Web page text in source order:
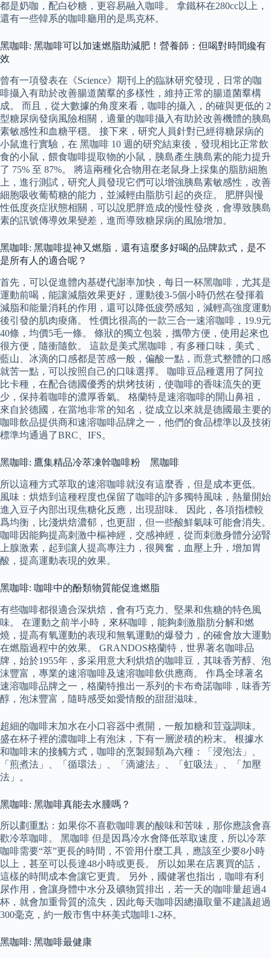
都是奶咖，配白砂糖，更容易融入咖啡。 拿鐵杯在280cc以上，
還有一些韓系的咖啡廳用的是馬克杯。
黑咖啡: 黑咖啡可以加速燃脂助減肥！營養師：但喝對時間纔有
效
曾有一項發表在《Science》期刊上的臨牀研究發現，日常的咖
啡攝入有助於改善腸道菌羣的多樣性，維持正常的腸道菌羣構
成。 而且，從大數據的角度來看，咖啡的攝入，的確與更低的 2
型糖尿病發病風險相關，適量的咖啡攝入有助於改善機體的胰島
素敏感性和血糖平穩。 接下來，研究人員針對已經得糖尿病的
小鼠進行實驗，在 黑咖啡 10 週的研究結束後，發現相比正常飲
食的小鼠，餵食咖啡提取物的小鼠，胰島產生胰島素的能力提升
了 75% 至 87%。 將這兩種化合物用在老鼠身上採集的脂肪細胞
上，進行測試，研究人員發現它們可以增強胰島素敏感性，改善
細胞吸收葡萄糖的能力，並減輕由脂肪引起的炎症。 肥胖與慢
性低度炎症狀態相關，可以說肥胖造成的慢性發炎，會導致胰島
素的訊號傳導效果變差，進而導致糖尿病的風險增加。
黑咖啡: 黑咖啡提神又燃脂，還有這麼多好喝的品牌款式，是不
是所有人的適合呢？
首先，可以促進體內基礎代謝率加快，每日一杯黑咖啡，尤其是
運動前喝，能讓減脂效果更好，運動後3-5個小時仍然在發揮着
減脂和能量消耗的作用，還可以降低疲勞感知，減輕高強度運動
後引發的肌肉痠痛。 性價比很高的一款三合一速溶咖啡，19.9元
40條，均價5毛一條。 條狀的獨立包裝，攜帶方便，使用起來也
很方便，隨衝隨飲。 這款是美式黑咖啡，有多種口味，美式 、
藍山、冰滴的口感都是苦感一般，偏酸一點，而意式整體的口感
就苦一點，可以按照自己的口味選擇。 咖啡豆品種選用了阿拉
比卡種，在配合德國優秀的烘烤技術，使咖啡的香味流失的更
少，保持着咖啡的濃厚香氣。 格蘭特是速溶咖啡的開山鼻祖，
來自於德國，在當地非常的知名，從成立以來就是德國最主要的
咖啡飲品提供商和速溶咖啡品牌之一，他們的食品標準以及技術
標準均通過了BRC、IFS。
黑咖啡: 鷹集精品冷萃凍幹咖啡粉 黑咖啡
所以這種方式萃取的速溶咖啡就沒有這麼香，但是成本更低。
風味：烘焙到這種程度也保留了咖啡的許多獨特風味，熱量開始
進入豆子內部出現焦糖化反應，出現甜味。 因此，各項指標較
爲均衡，比淺烘焙濃郁，也更甜，但一些酸鮮氣味可能會消失。
咖啡因能夠提高刺激中樞神經，交感神經，從而刺激身體分泌腎
上腺激素，起到讓人提高專注力，很興奮，血壓上升，增加胃
酸，提高運動表現的效果。
黑咖啡: 咖啡中的酚類物質能促進燃脂
有些咖啡都很適合深烘焙，會有巧克力、堅果和焦糖的特色風
味。 在運動之前半小時，來杯咖啡，能夠刺激脂肪分解和燃
燒，提高有氧運動的表現和無氧運動的爆發力，的確會放大運動
在燃脂過程中的效果。 GRANDOS格蘭特，世界著名咖啡品
牌，始於1955年，多采用意大利烘焙的咖啡豆，其味香芳醇、泡
沫豐富，專業的速溶咖啡及速溶咖啡飲供應商。 作爲全球著名
速溶咖啡品牌之一，格蘭特推出一系列的卡布奇諾咖啡，味香芳
醇，泡沫豐富，隨時感受如愛情般的甜甜滋味。
超細的咖啡末加水在小口容器中煮開，一般加糖和荳蔻調味。
盛在杯子裡的濃咖啡上有泡沫，下有一層淤積的粉末。 根據水
和咖啡末的接觸方式，咖啡的烹製歸類為六種：「浸泡法」、
「煎煮法」、「循環法」、「滴濾法」、「虹吸法」、「加壓
法」。
黑咖啡: 黑咖啡真能去水腫嗎？
所以劃重點：如果你不喜歡咖啡裏的酸味和苦味，那你應該會喜
歡冷萃咖啡。 黑咖啡 但是因爲冷水會降低萃取速度，所以冷萃
咖啡需要“萃”更長的時間，不管用什麼工具，應該至少要8小時
以上，甚至可以長達48小時或更長。 所以如果在店裏買的話，
這樣的時間成本會讓它更貴。 另外，國健署也指出，咖啡有利
尿作用，會讓身體中水分及礦物質排出，若一天的咖啡量超過4
杯，就會加重骨質的流失，因此每天咖啡因總攝取量不建議超過
300毫克，約一般市售中杯美式咖啡1-2杯。
黑咖啡: 黑咖啡最健康